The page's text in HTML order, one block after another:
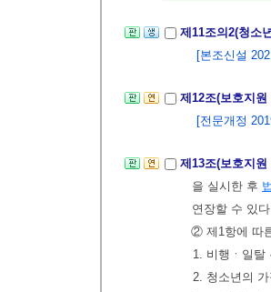
제11조의2(청소
[본조신설
제12조(보호지
[전문개정
제13조(보호지
을 실시한 후
연장할 수 있
② 제1항에 따
1. 비행ㆍ일탈
2. 청소년의